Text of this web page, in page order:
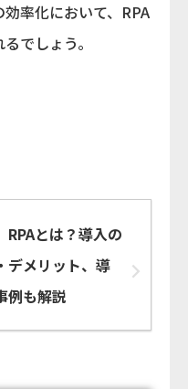
率化において、RPA
でしょう。
RPAとは？導入の
デメリット、導
例も解説